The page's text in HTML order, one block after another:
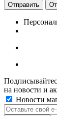
на новости и
Новости